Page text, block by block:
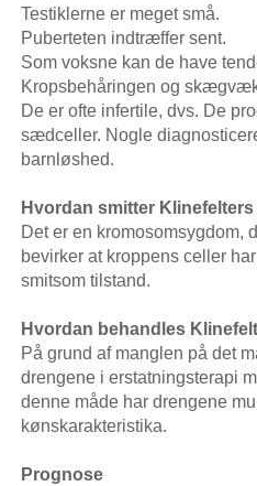
Testiklerne er meget små.
Puberteten indtræffer sent.
Som voksne kan de have
Kropsbehåringen og
De er ofte infertile, dvs. De
sædceller. Nogle
barnløshed.
Hvordan smitter
Det er en kromosomsygdom,
bevirker at kroppens celler
smitsom tilstand.
Hvordan behandles
På grund af manglen på det
drengene i erstatningsterapi
denne måde har drengene
kønskarakteristika.
Prognose